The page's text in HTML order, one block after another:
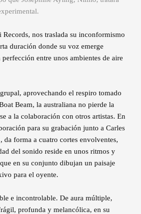
nos traslada su inconformismo
duración donde su voz emerge
entre unos ambientes de aire
aprovechando el respiro tomado
Beam, la australiana no pierde la
a la colaboración con otros artistas. En
para su grabación junto a Carles
forma a cuatro cortes envolventes,
del sonido reside en unos ritmos y
en su conjunto dibujan un paisaje
para el oyente.
e incontrolable. De aura múltiple,
profunda y melancólica, en su